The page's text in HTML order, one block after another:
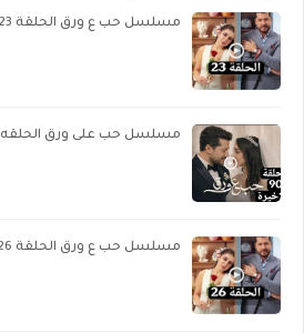
مسلسل حب ع ورق الحلقة 23 كاملة
مسلسل حب على ورق الحلقه 90 كامله مسربه
مسلسل حب ع ورق الحلقة 26 كامل